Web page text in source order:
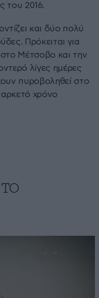
του 2016.
και δύο πολύ
Πρόκειται για
στο Μέτσοβο και την
λίγες ημέρες
πυροβοληθεί στο
αρκετό χρόνο